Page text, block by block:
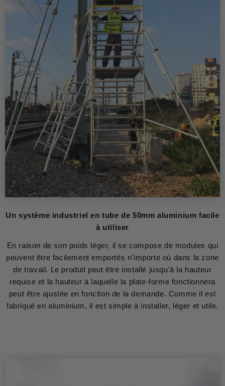
Un système industriel en tube de 50mm aluminium facile
à utiliser
En raison de son poids léger, il se compose de modules qui
peuvent être facilement emportés n'importe où dans la zone
de travail. Le produit peut être installé jusqu'à la hauteur
requise et la hauteur à laquelle la plate-forme fonctionnera
peut être ajustée en fonction de la demande. Comme il est
fabriqué en aluminium, il est simple à installer, léger et utile.